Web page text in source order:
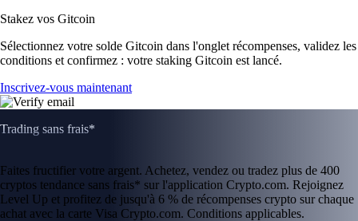
Stakez vos Gitcoin
Sélectionnez votre solde Gitcoin dans l'onglet récompenses, validez les
conditions et confirmez : votre staking Gitcoin est lancé.
Inscrivez-vous maintenant
Trading sans frais*
Faites fructifier votre argent. Achetez, vendez ou tradez plus de 400
cryptos tendance sans frais* sur l'application Crypto.com. Rejoignez
Level Up et profitez de jusqu'à 6 % de récompenses crypto sur chaque
achat avec la carte Visa Crypto.com. Conditions applicables.